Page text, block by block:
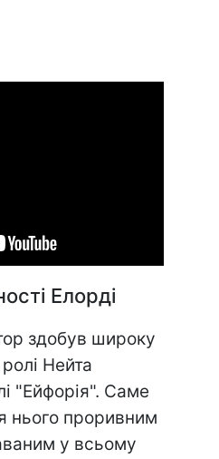
Елорді
здобув широку
Нейта
"Ейфорія". Саме
нього проривним
у всьому